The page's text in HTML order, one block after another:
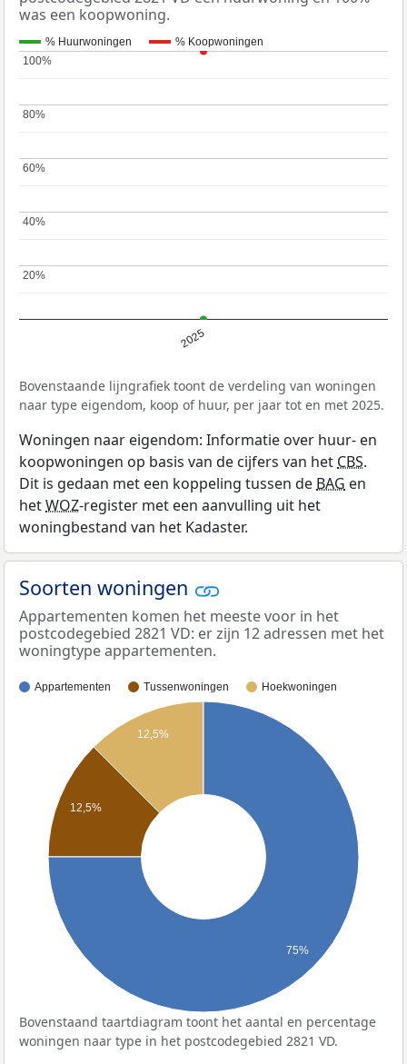
was een koopwoning.
% Huurwoningen % Koopwoningen
2025
20%
20%
40%
40%
60%
60%
80%
80%
100%
100%
Bovenstaande lijngrafiek toont de verdeling van woningen
naar type eigendom, koop of huur, per jaar tot en met 2025.
Woningen naar eigendom: Informatie over huur- en
koopwoningen op basis van de cijfers van hetCBS.
Dit is gedaan met een koppeling tussen deBAG en
hetWOZ-register met een aanvulling uit het
woningbestand van het Kadaster.
Soorten woningen
Appartementen komen het meeste voor in het
postcodegebied 2821 VD: er zijn 12 adressen met het
woningtype appartementen.
Appartementen Tussenwoningen Hoekwoningen
12,5%
12,5%
75%
Bovenstaand taartdiagram toont het aantal en percentage
woningen naar type in het postcodegebied 2821 VD.